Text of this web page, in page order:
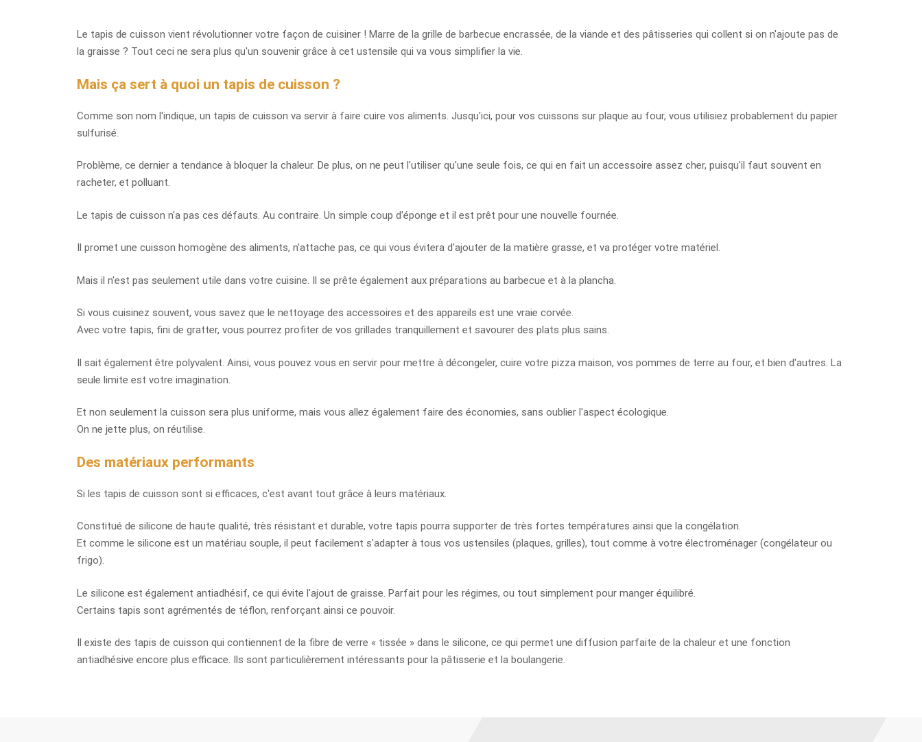
Le tapis de cuisson vient révolutionner votre façon de cuisiner ! Marre de la grille de barbecue encrassée, de la viande et des pâtisseries qui collent si on n'ajoute pas de
la graisse ? Tout ceci ne sera plus qu'un souvenir grâce à cet ustensile qui va vous simplifier la vie.
Mais ça sert à quoi un tapis de cuisson ?
Comme son nom l'indique, un tapis de cuisson va servir à faire cuire vos aliments. Jusqu'ici, pour vos cuissons sur plaque au four, vous utilisiez probablement du papier
sulfurisé.
Problème, ce dernier a tendance à bloquer la chaleur. De plus, on ne peut l'utiliser qu'une seule fois, ce qui en fait un accessoire assez cher, puisqu'il faut souvent en
racheter, et polluant.
Le tapis de cuisson n'a pas ces défauts. Au contraire. Un simple coup d'éponge et il est prêt pour une nouvelle fournée.
Il promet une cuisson homogène des aliments, n'attache pas, ce qui vous évitera d'ajouter de la matière grasse, et va protéger votre matériel.
Mais il n'est pas seulement utile dans votre cuisine. Il se prête également aux préparations au barbecue et à la plancha.
Si vous cuisinez souvent, vous savez que le nettoyage des accessoires et des appareils est une vraie corvée.
Avec votre tapis, fini de gratter, vous pourrez profiter de vos grillades tranquillement et savourer des plats plus sains.
Il sait également être polyvalent. Ainsi, vous pouvez vous en servir pour mettre à décongeler, cuire votre pizza maison, vos pommes de terre au four, et bien d'autres. La
seule limite est votre imagination.
Et non seulement la cuisson sera plus uniforme, mais vous allez également faire des économies, sans oublier l'aspect écologique.
On ne jette plus, on réutilise.
Des matériaux performants
Si les tapis de cuisson sont si efficaces, c'est avant tout grâce à leurs matériaux.
Constitué de silicone de haute qualité, très résistant et durable, votre tapis pourra supporter de très fortes températures ainsi que la congélation.
Et comme le silicone est un matériau souple, il peut facilement s'adapter à tous vos ustensiles (plaques, grilles), tout comme à votre électroménager (congélateur ou
frigo).
Le silicone est également antiadhésif, ce qui évite l'ajout de graisse. Parfait pour les régimes, ou tout simplement pour manger équilibré.
Certains tapis sont agrémentés de téflon, renforçant ainsi ce pouvoir.
Il existe des tapis de cuisson qui contiennent de la fibre de verre « tissée » dans le silicone, ce qui permet une diffusion parfaite de la chaleur et une fonction
antiadhésive encore plus efficace. Ils sont particulièrement intéressants pour la pâtisserie et la boulangerie.